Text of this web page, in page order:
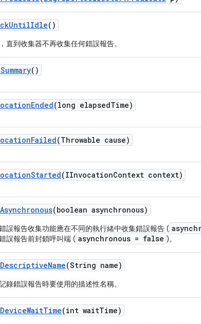
UntilIdle()
直到收集器不再收集任何錯誤報告。
Summary()
Ended(long elapsedTime)
Failed(Throwable cause)
Started(IInvocationContext context)
Asynchronous(boolean asynchronous)
誤報告收集功能應在不同的執行緒中收集錯誤報告 (
誤報告前封鎖呼叫端 ( asynchronous = false )。
DescriptiveName(String name)
錄錯誤報告時要使用的描述性名稱。
DeviceWaitTime(int waitTime)